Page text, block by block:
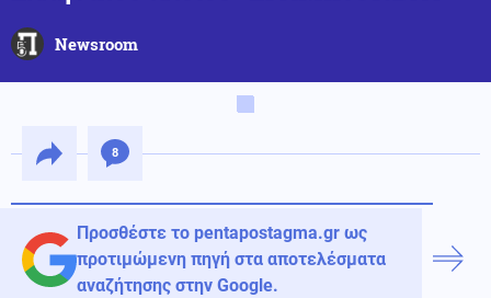
Newsroom
8
Προσθέστε το pentapostagma.gr ως
προτιμώμενη πηγή στα αποτελέσματα
αναζήτησης στην Google.